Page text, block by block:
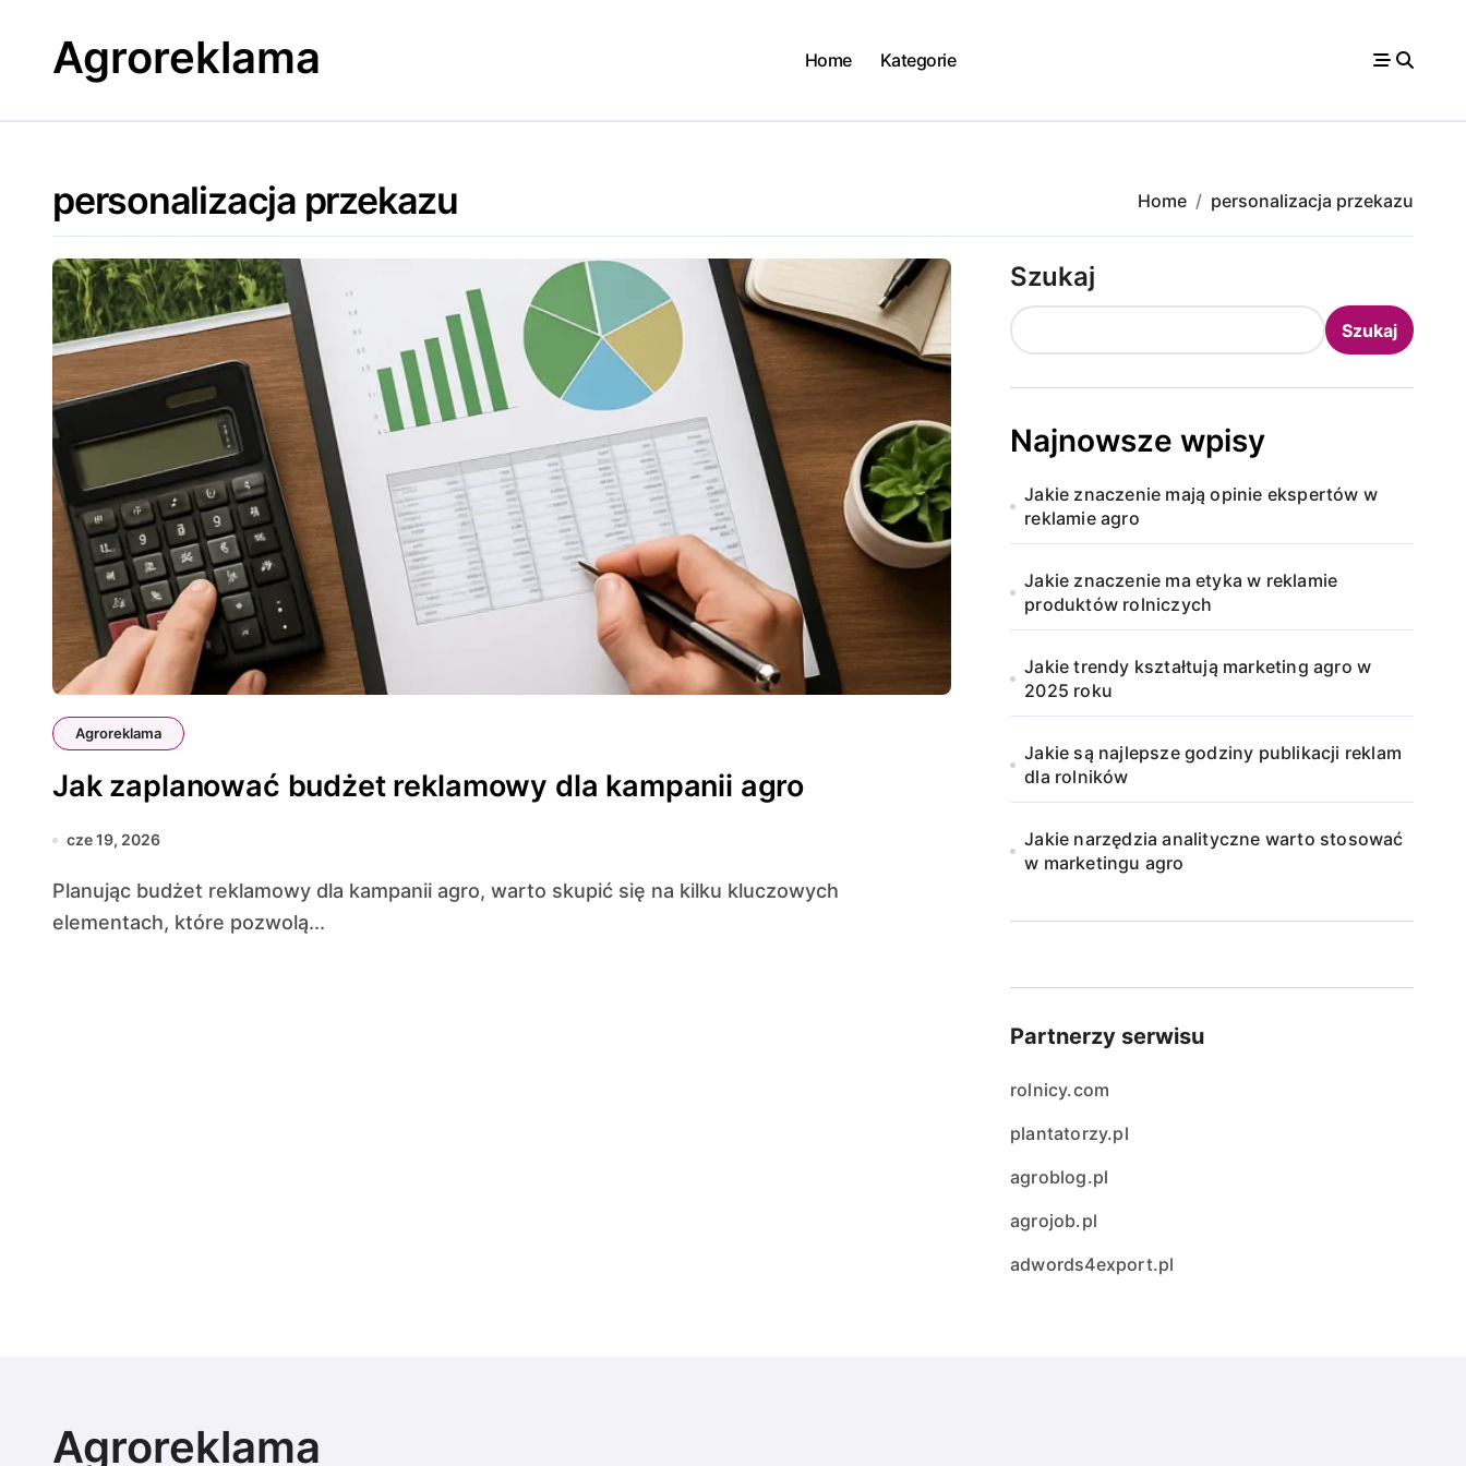
contentAgroreklama Home Kategorie
personalizacja przekazu Home personalizacja przekazu
Agroreklama
Jak zaplanować budżet reklamowy dla kampanii agro
cze 19, 2026
Planując budżet reklamowy dla kampanii agro, warto skupić się na kilku kluczowych
elementach, które pozwolą...
Szukaj
Szukaj
Najnowsze wpisy
Jakie znaczenie mają opinie ekspertów w
reklamie agro
Jakie znaczenie ma etyka w reklamie
produktów rolniczych
Jakie trendy kształtują marketing agro w
2025 roku
Jakie są najlepsze godziny publikacji reklam
dla rolników
Jakie narzędzia analityczne warto stosować
w marketingu agro
Partnerzy serwisu
rolnicy.com
plantatorzy.pl
agroblog.pl
agrojob.pl
adwords4export.pl
Agroreklama